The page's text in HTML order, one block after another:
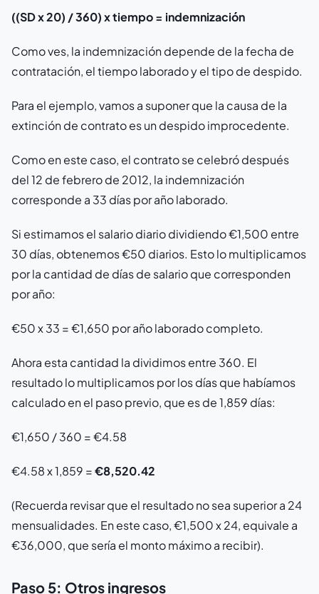
((SD x 20) / 360) x tiempo = indemnización
Como ves, la indemnización depende de la fecha de
contratación, el tiempo laborado y el tipo de despido.
Para el ejemplo, vamos a suponer que la causa de la
extinción de contrato es un despido improcedente.
Como en este caso, el contrato se celebró después
del 12 de febrero de 2012, la indemnización
corresponde a 33 días por año laborado.
Si estimamos el salario diario dividiendo €1,500 entre
30 días, obtenemos €50 diarios. Esto lo multiplicamos
por la cantidad de días de salario que corresponden
por año:
€50 x 33 = €1,650 por año laborado completo.
Ahora esta cantidad la dividimos entre 360. El
resultado lo multiplicamos por los días que habíamos
calculado en el paso previo, que es de 1,859 días:
€1,650 / 360 = €4.58
€4.58 x 1,859 =€8,520.42
(Recuerda revisar que el resultado no sea superior a 24
mensualidades. En este caso, €1,500 x 24, equivale a
€36,000, que sería el monto máximo a recibir).
Paso 5: Otros ingresos